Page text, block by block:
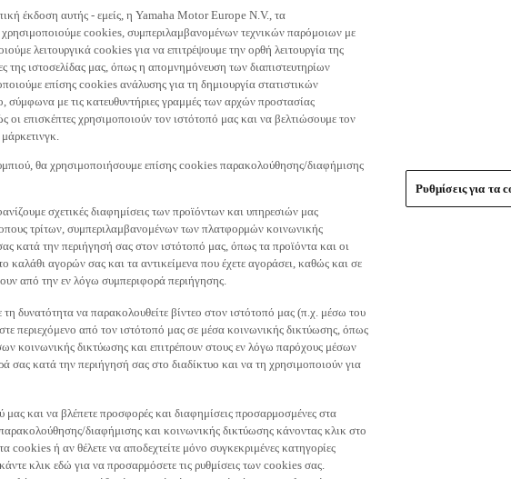
έκδοση αυτής - εμείς, η Yamaha Motor Europe N.V., τα
χρησιμοποιούμε cookies, συμπεριλαμβανομένων τεχνικών παρόμοιων με
λειτουργικά cookies για να επιτρέψουμε την ορθή λειτουργία της
της ιστοσελίδας μας, όπως η απομνημόνευση των διαπιστευτηρίων
επίσης cookies ανάλυσης για τη δημιουργία στατιστικών
με τις κατευθυντήριες γραμμές των αρχών προστασίας
επισκέπτες χρησιμοποιούν τον ιστότοπό μας και να βελτιώσουμε τον
θα χρησιμοποιήσουμε επίσης cookies παρακολούθησης/διαφήμισης
σχετικές διαφημίσεις των προϊόντων και υπηρεσιών μας
τρίτων, συμπεριλαμβανομένων των πλατφορμών κοινωνικής
κατά την περιήγησή σας στον ιστότοπό μας, όπως τα προϊόντα και οι
καλάθι αγορών σας και τα αντικείμενα που έχετε αγοράσει, καθώς και σε
από την εν λόγω συμπεριφορά περιήγησης.
δυνατότητα να παρακολουθείτε βίντεο στον ιστότοπό μας (π.χ. μέσω του
περιεχόμενο από τον ιστότοπό μας σε μέσα κοινωνικής δικτύωσης, όπως
κοινωνικής δικτύωσης και επιτρέπουν στους εν λόγω παρόχους μέσων
κατά την περιήγησή σας στο διαδίκτυο και να τη χρησιμοποιούν για
μας και να βλέπετε προσφορές και διαφημίσεις προσαρμοσμένες στα
διαφήμισης και κοινωνικής δικτύωσης κάνοντας κλικ στο
cookies ή αν θέλετε να αποδεχτείτε μόνο συγκεκριμένες κατηγορίες
κλικ εδώ για να προσαρμόσετε τις ρυθμίσεις των cookies σας.
Ρυθμίσεις για τα